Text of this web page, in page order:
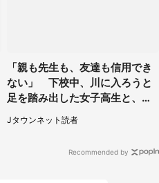
「親も先生も、友達も信用でき
ない」 下校中、川に入ろうと
足を踏み出した女子高生と、彼
女を止めた予想外の存在
Jタウンネット読者
Recommended by